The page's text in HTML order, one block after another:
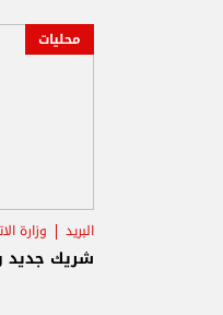
محليات
البريد وزارة
شريك جديد